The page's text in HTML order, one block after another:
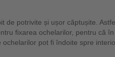
potrivite și ușor căptușite.
fixarea ochelarilor, pentru că
pot fi îndoite spre